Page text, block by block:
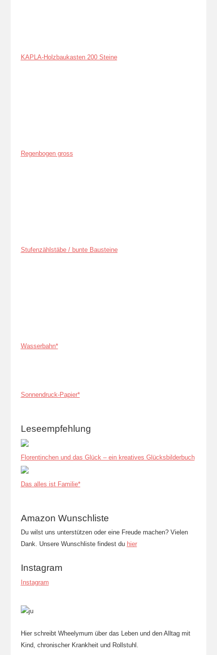
KAPLA-Holzbaukasten 200 Steine
Regenbogen gross
Stufenzählstäbe / bunte Bausteine
Wasserbahn*
Sonnendruck-Papier*
Leseempfehlung
Florentinchen und das Glück – ein kreatives Glücksbilderbuch
Das alles ist Familie*
Amazon Wunschliste
Du wilst uns unterstützen oder eine Freude machen? Vielen
Dank. Unsere Wunschliste findest du hier
Instagram
Instagram
Hier schreibt Wheelymum über das Leben und den Alltag mit
Kind, chronischer Krankheit und Rollstuhl.